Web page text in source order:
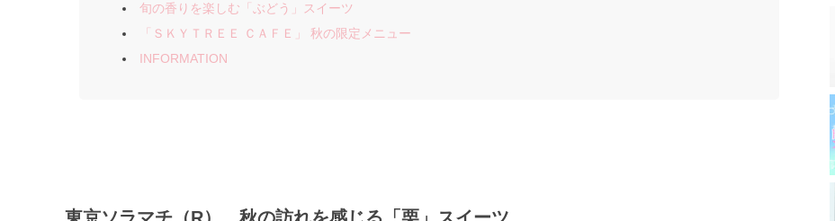
旬の香りを楽しむ「ぶどう」スイーツ
「ＳＫＹＴＲＥＥ ＣＡＦＥ」 秋の限定メニュー
INFORMATION